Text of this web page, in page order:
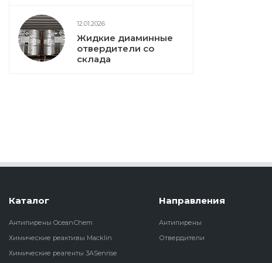
12.01.2026
Жидкие диаминные
отвердители со
склада
Каталог
Антипирены OceanСhem
Химические реактивы Macklin
Химические реагенты 3ASenrise
Направления
Антипирены
Отвердители